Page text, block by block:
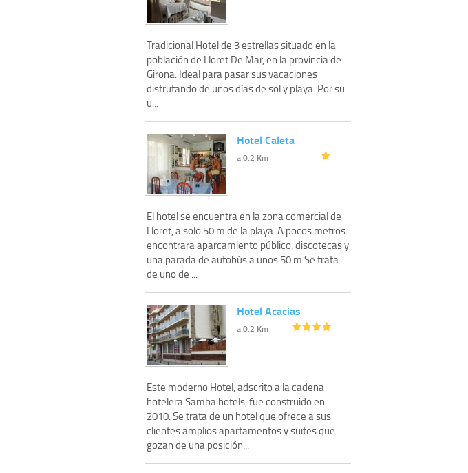
Tradicional Hotel de 3 estrellas situado en la
población de Lloret De Mar, en la provincia de
Girona. Ideal para pasar sus vacaciones
disfrutando de unos días de sol y playa. Por su
u...
Hotel Caleta
a 0.2 Km
El hotel se encuentra en la zona comercial de
Lloret, a solo 50 m de la playa. A pocos metros
encontrara aparcamiento público, discotecas y
una parada de autobús a unos 50 m.Se trata
de uno de ...
Hotel Acacias
a 0.2 Km
Este moderno Hotel, adscrito a la cadena
hotelera Samba hotels, fue construido en
2010. Se trata de un hotel que ofrece a sus
clientes amplios apartamentos y suites que
gozan de una posición...